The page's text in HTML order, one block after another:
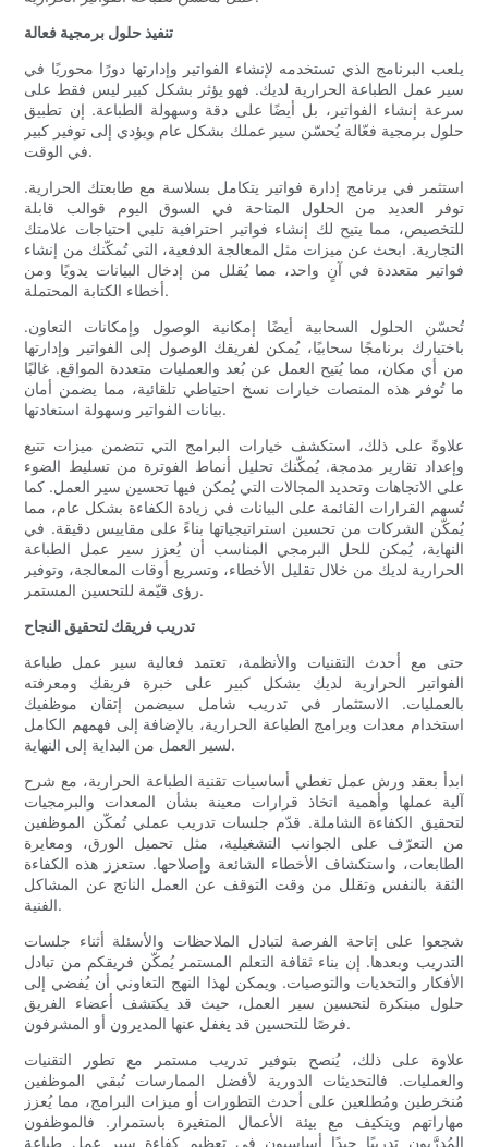
تنفيذ حلول برمجية فعالة
يلعب البرنامج الذي تستخدمه لإنشاء الفواتير وإدارتها دورًا محوريًا في
سير عمل الطباعة الحرارية لديك. فهو يؤثر بشكل كبير ليس فقط على
سرعة إنشاء الفواتير، بل أيضًا على دقة وسهولة الطباعة. إن تطبيق
حلول برمجية فعّالة يُحسّن سير عملك بشكل عام ويؤدي إلى توفير كبير
في الوقت.
استثمر في برنامج إدارة فواتير يتكامل بسلاسة مع طابعتك الحرارية.
توفر العديد من الحلول المتاحة في السوق اليوم قوالب قابلة
للتخصيص، مما يتيح لك إنشاء فواتير احترافية تلبي احتياجات علامتك
التجارية. ابحث عن ميزات مثل المعالجة الدفعية، التي تُمكّنك من إنشاء
فواتير متعددة في آنٍ واحد، مما يُقلل من إدخال البيانات يدويًا ومن
أخطاء الكتابة المحتملة.
تُحسّن الحلول السحابية أيضًا إمكانية الوصول وإمكانات التعاون.
باختيارك برنامجًا سحابيًا، يُمكن لفريقك الوصول إلى الفواتير وإدارتها
من أي مكان، مما يُتيح العمل عن بُعد والعمليات متعددة المواقع. غالبًا
ما تُوفر هذه المنصات خيارات نسخ احتياطي تلقائية، مما يضمن أمان
بيانات الفواتير وسهولة استعادتها.
علاوةً على ذلك، استكشف خيارات البرامج التي تتضمن ميزات تتبع
وإعداد تقارير مدمجة. يُمكّنك تحليل أنماط الفوترة من تسليط الضوء
على الاتجاهات وتحديد المجالات التي يُمكن فيها تحسين سير العمل. كما
تُسهم القرارات القائمة على البيانات في زيادة الكفاءة بشكل عام، مما
يُمكّن الشركات من تحسين استراتيجياتها بناءً على مقاييس دقيقة. في
النهاية، يُمكن للحل البرمجي المناسب أن يُعزز سير عمل الطباعة
الحرارية لديك من خلال تقليل الأخطاء، وتسريع أوقات المعالجة، وتوفير
رؤى قيّمة للتحسين المستمر.
تدريب فريقك لتحقيق النجاح
حتى مع أحدث التقنيات والأنظمة، تعتمد فعالية سير عمل طباعة
الفواتير الحرارية لديك بشكل كبير على خبرة فريقك ومعرفته
بالعمليات. الاستثمار في تدريب شامل سيضمن إتقان موظفيك
استخدام معدات وبرامج الطباعة الحرارية، بالإضافة إلى فهمهم الكامل
لسير العمل من البداية إلى النهاية.
ابدأ بعقد ورش عمل تغطي أساسيات تقنية الطباعة الحرارية، مع شرح
آلية عملها وأهمية اتخاذ قرارات معينة بشأن المعدات والبرمجيات
لتحقيق الكفاءة الشاملة. قدّم جلسات تدريب عملي تُمكّن الموظفين
من التعرّف على الجوانب التشغيلية، مثل تحميل الورق، ومعايرة
الطابعات، واستكشاف الأخطاء الشائعة وإصلاحها. ستعزز هذه الكفاءة
الثقة بالنفس وتقلل من وقت التوقف عن العمل الناتج عن المشاكل
الفنية.
شجعوا على إتاحة الفرصة لتبادل الملاحظات والأسئلة أثناء جلسات
التدريب وبعدها. إن بناء ثقافة التعلم المستمر يُمكّن فريقكم من تبادل
الأفكار والتحديات والتوصيات. ويمكن لهذا النهج التعاوني أن يُفضي إلى
حلول مبتكرة لتحسين سير العمل، حيث قد يكتشف أعضاء الفريق
فرصًا للتحسين قد يغفل عنها المديرون أو المشرفون.
علاوة على ذلك، يُنصح بتوفير تدريب مستمر مع تطور التقنيات
والعمليات. فالتحديثات الدورية لأفضل الممارسات تُبقي الموظفين
مُنخرطين ومُطلعين على أحدث التطورات أو ميزات البرامج، مما يُعزز
مهاراتهم ويتكيف مع بيئة الأعمال المتغيرة باستمرار. فالموظفون
المُدرَّبون تدريبًا جيدًا أساسيون في تعظيم كفاءة سير عمل طباعة